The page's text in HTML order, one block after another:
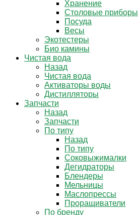
Хранение
Столовые приборы
Посуда
Весы
Экотестеры
Био камины
Чистая вода
Назад
Чистая вода
Активаторы воды
Дистилляторы
Запчасти
Назад
Запчасти
По типу
Назад
По типу
Соковыжималки
Дегидраторы
Блендеры
Мельницы
Маслопрессы
Проращиватели
По бренду